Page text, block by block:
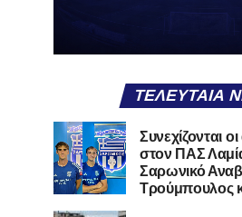
ΤΕΛΕΥΤΑΊΑ
Συνεχίζονται
στον ΠΑΣ
Σαρωνικό
Τρούμπουλος